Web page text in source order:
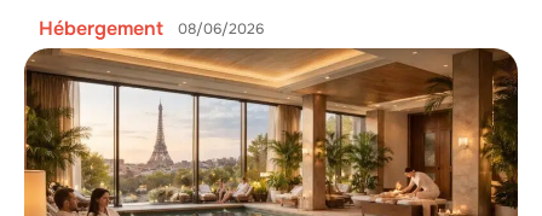
Hébergement 08/06/2026